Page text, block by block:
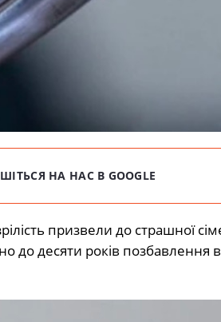
НА НАС В GOOGLE
призвели до страшної
до десяти років позбавлення